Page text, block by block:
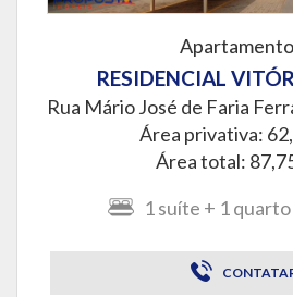
RESIDENCIAL
Rua Mário José de Faria
Área privativa:
Área total:
1 suíte + 1 quarto